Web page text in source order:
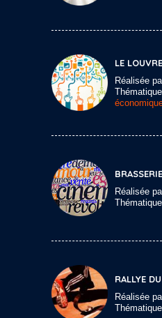
LE
Réalisée
Réalisée
RALLYE
Réalisée